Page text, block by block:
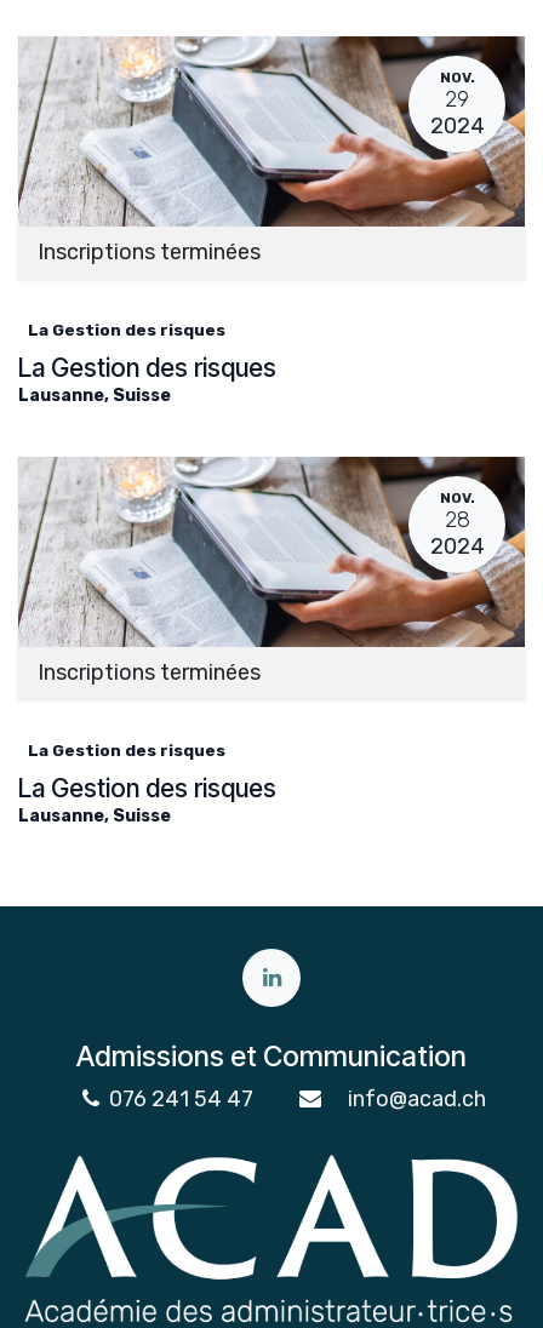
NOV.
29
2024
Inscriptions terminées
La Gestion des risques
La Gestion des risques
Lausanne, Suisse
NOV.
28
2024
Inscriptions terminées
La Gestion des risques
La Gestion des risques
Lausanne, Suisse
Admissions et Communication
076 241 54 47 info@acad.ch